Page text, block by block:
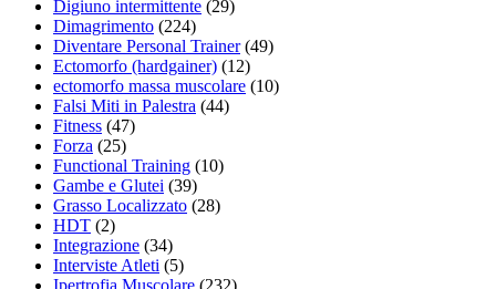
Digiuno intermittente (29)
Dimagrimento (224)
Diventare Personal Trainer(49)
Ectomorfo (hardgainer) (12)
ectomorfo massa muscolare (10)
Falsi Miti in Palestra (44)
Fitness (47)
Forza (25)
Functional Training (10)
Gambe e Glutei (39)
Grasso Localizzato (28)
HDT (2)
Integrazione (34)
Interviste Atleti (5)